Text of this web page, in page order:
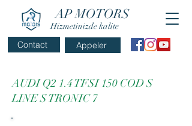
AP MOTORS
Hizmetinizde kalite
Appeler
Contact
AUDI Q2 1.4 TFSI 150 COD S
LINE S TRONIC 7